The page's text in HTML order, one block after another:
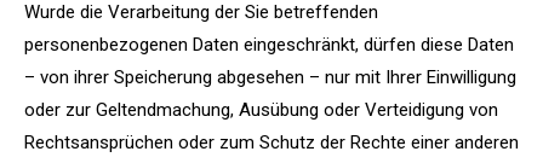
Wurde die Verarbeitung der Sie betreffenden
personenbezogenen Daten eingeschränkt, dürfen diese Daten
– von ihrer Speicherung abgesehen – nur mit Ihrer Einwilligung
oder zur Geltendmachung, Ausübung oder Verteidigung von
Rechtsansprüchen oder zum Schutz der Rechte einer anderen